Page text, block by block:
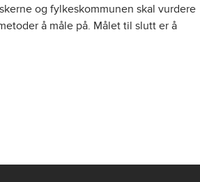
og fylkeskommunen skal vurdere
å måle på. Målet til slutt er å